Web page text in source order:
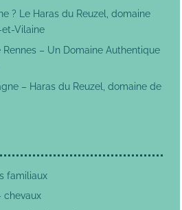
? Le Haras du Reuzel, domaine
Vilaine
Rennes – Un Domaine Authentique
– Haras du Reuzel, domaine de
familiaux
chevaux